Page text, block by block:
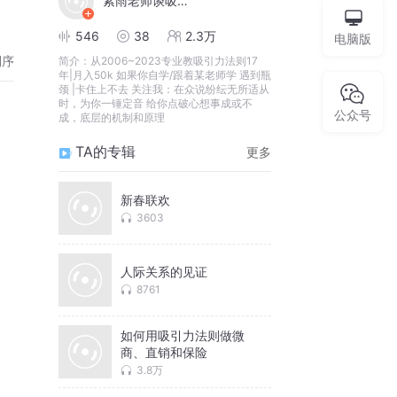
546 38 2.3万
简介： 从2006~2023专业教吸引力法则17
年|月入50k 如果你自学/跟着某老师学 遇到瓶
颈 |卡住上不去 关注我：在众说纷纭无所适从
时，为你一锤定音 给你点破心想事成或不
成，底层的机制和原理
TA的专辑 更多
新春联欢
3603
人际关系的见证
8761
如何用吸引力法则做微
商、直销和保险
3.8万
电脑版
公众号